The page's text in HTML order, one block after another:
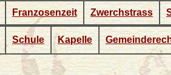
Franzosenzeit Zwerchstrass
Schule Kapelle